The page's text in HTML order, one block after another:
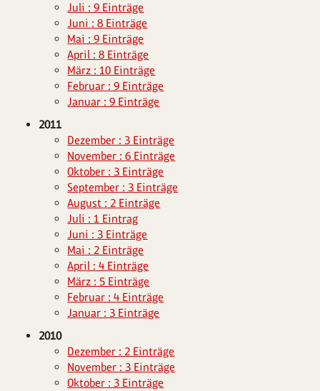
Juli : 9 Einträge
Juni : 8 Einträge
Mai : 9 Einträge
April : 8 Einträge
März : 10 Einträge
Februar : 9 Einträge
Januar : 9 Einträge
2011
Dezember : 3 Einträge
November : 6 Einträge
Oktober : 3 Einträge
September : 3 Einträge
August : 2 Einträge
Juli : 1 Eintrag
Juni : 3 Einträge
Mai : 2 Einträge
April : 4 Einträge
März : 5 Einträge
Februar : 4 Einträge
Januar : 3 Einträge
2010
Dezember : 2 Einträge
November : 3 Einträge
Oktober : 3 Einträge